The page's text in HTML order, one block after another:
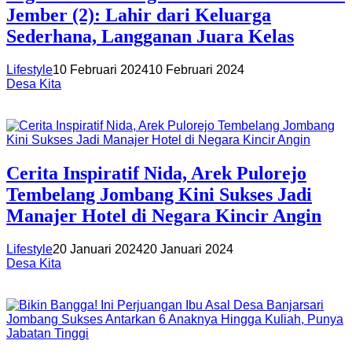
Jember (2): Lahir dari Keluarga
Sederhana, Langganan Juara Kelas
Lifestyle10 Februari 202410 Februari 2024
Desa Kita
Cerita Inspiratif Nida, Arek Pulorejo
Tembelang Jombang Kini Sukses Jadi
Manajer Hotel di Negara Kincir Angin
Lifestyle20 Januari 202420 Januari 2024
Desa Kita